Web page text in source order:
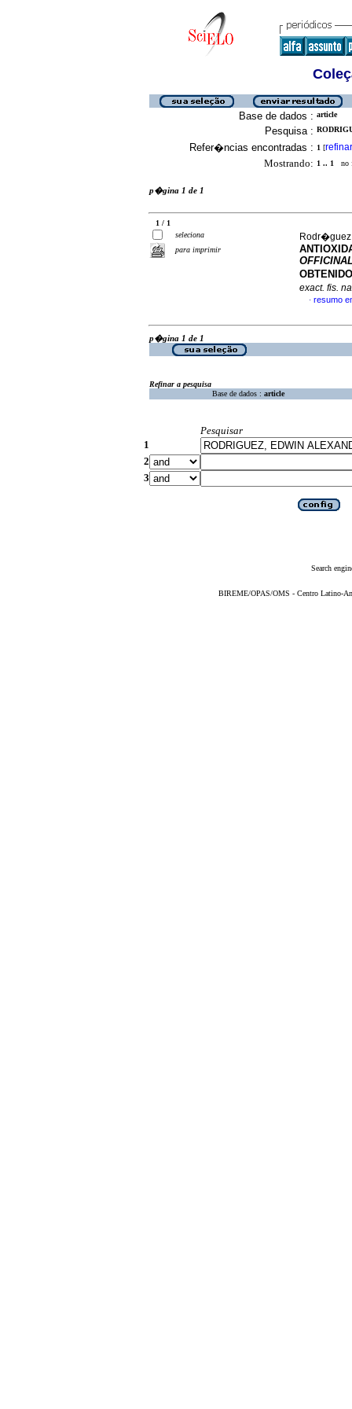
Base de dados : article
Pesquisa :
Refer�ncias encontradas : 1 [refinar
Mostrando: 1 .. 1 no
p�gina 1 de 1
1 / 1
seleciona
para imprimir
exact. fis.
· resumo
p�gina 1 de 1
Refinar a pesquisa
Base de dados : article
Pesquisar
1
2
3
Search
BIREME/OPAS/OMS - Centro Latino-